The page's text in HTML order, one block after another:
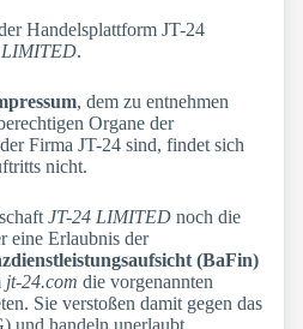
Handelsplattform JT-24
LIMITED.
, dem zu entnehmen
Organe der
Firma JT-24 sind, findet sich
nicht.
JT-24 LIMITED noch die
eine Erlaubnis der
(BaFin)
jt-24.com die vorgenannten
Sie verstoßen damit gegen das